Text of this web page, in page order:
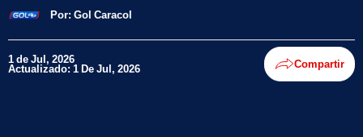
Por: Gol Caracol
1 de Jul, 2026
Actualizado: 1 De Jul, 2026 Compartir